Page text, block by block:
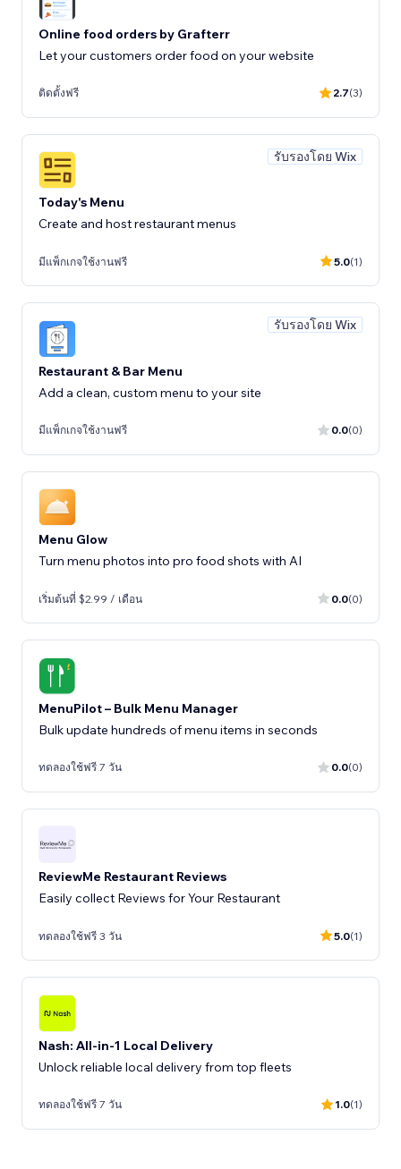
Online food orders by Grafterr
Let your customers order food on your website
ติดตั้งฟรี 2.7(3)
รับรองโดย Wix
Today's Menu
Create and host restaurant menus
มีแพ็กเกจใช้งานฟรี 5.0(1)
รับรองโดย Wix
Restaurant & Bar Menu
Add a clean, custom menu to your site
มีแพ็กเกจใช้งานฟรี 0.0(0)
Menu Glow
Turn menu photos into pro food shots with AI
เริ่มต้นที่ $2.99 / เดือน 0.0(0)
MenuPilot – Bulk Menu Manager
Bulk update hundreds of menu items in seconds
ทดลองใช้ฟรี 7 วัน 0.0(0)
ReviewMe Restaurant Reviews
Easily collect Reviews for Your Restaurant
ทดลองใช้ฟรี 3 วัน 5.0(1)
Nash: All-in-1 Local Delivery
Unlock reliable local delivery from top fleets
ทดลองใช้ฟรี 7 วัน 1.0(1)